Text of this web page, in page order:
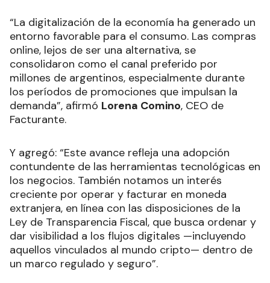
“La digitalización de la economía ha generado un
entorno favorable para el consumo. Las compras
online, lejos de ser una alternativa, se
consolidaron como el canal preferido por
millones de argentinos, especialmente durante
los períodos de promociones que impulsan la
demanda”, afirmó Lorena Comino, CEO de
Facturante.
Y agregó: “Este avance refleja una adopción
contundente de las herramientas tecnológicas en
los negocios. También notamos un interés
creciente por operar y facturar en moneda
extranjera, en línea con las disposiciones de la
Ley de Transparencia Fiscal, que busca ordenar y
dar visibilidad a los flujos digitales —incluyendo
aquellos vinculados al mundo cripto— dentro de
un marco regulado y seguro”.